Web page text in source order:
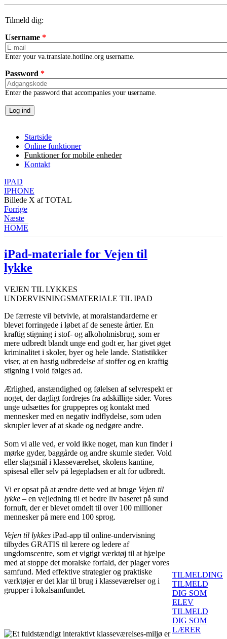
Tilmeld dig:
Username *
Enter your va.translate.hotline.org username.
Password *
Enter the password that accompanies your username.
Startside
Online funktioner
Funktioner for mobile enheder
Kontakt
IPAD
IPHONE
Billede X afTOTAL
Forrige
Næste
YOU ARE HERE
HOME
iPad-materiale for Vejen til
lykke
VEJEN TIL LYKKES
UNDERVISNINGSMATERIALE TIL IPAD
De færreste vil betvivle, at moralstandarderne er
blevet forringede i løbet af de seneste årtier. En
kraftig stigning i stof- og alkoholmisbrug, som er
mere udbredt blandt unge end godt er, har givet øget
kriminalitet i skoler, byer og hele lande. Statistikker
viser, at en hastig udbredelse af stoffer og en kraftig
stigning i vold følges ad.
Ærlighed, anstændighed og følelsen af selvrespekt er
noget, der dagligt fordrejes fra adskillige sider. Vores
unge udsættes for gruppepres og kontakt med
mennesker med en negativ indflydelse, som uden
skrupler lever af at skade og nedgøre andre.
Som vi alle ved, er vold ikke noget, man kun finder i
mørke gyder, baggårde og andre skumle steder. Vold
eller slagsmål i klasseværelset, skolens kantine,
spisesal eller selv på legepladsen er alt for udbredt.
Vi er opsat på at ændre dette ved at bruge Vejen til
lykke – en vejledning til et bedre liv baseret på sund
fornuft, der er blevet omdelt til over 100 millioner
mennesker på mere end 100 sprog.
Vejen til lykkes iPad-app til online-undervisning
tilbydes GRATIS til lærere og ledere af
ungdomscentre, som et vigtigt værktøj til at hjælpe
med at stoppe det moralske forfald, der plager vores
samfund. Med effektive strategier og praktiske
værktøjer er det klar til brug i klasseværelser og i
grupper i lokalsamfundet.
TILMELDING
TILMELD
DIG SOM
ELEV
TILMELD
DIG SOM
LÆRER